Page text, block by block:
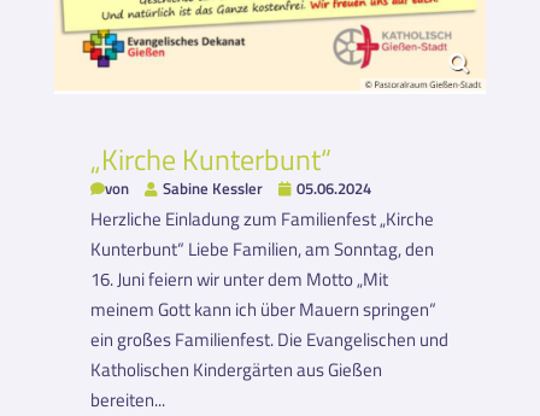
„Kirche Kunterbunt“
von Sabine Kessler 05.06.2024
Herzliche Einladung zum Familienfest „Kirche
Kunterbunt“ Liebe Familien, am Sonntag, den
16. Juni feiern wir unter dem Motto „Mit
meinem Gott kann ich über Mauern springen“
ein großes Familienfest. Die Evangelischen und
Katholischen Kindergärten aus Gießen
bereiten...